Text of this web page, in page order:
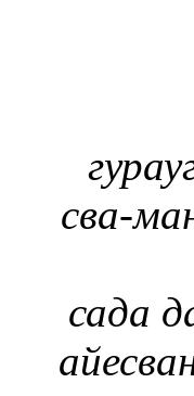
сва-
сада